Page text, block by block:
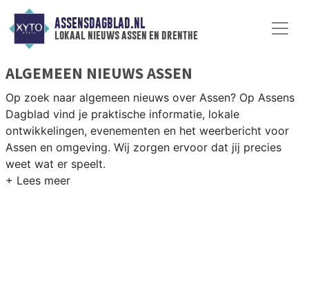
ASSENSDAGBLAD.NL
lokaal nieuws assen en drenthe
ALGEMEEN NIEUWS ASSEN
Op zoek naar algemeen nieuws over Assen? Op Assens
Dagblad vind je praktische informatie, lokale
ontwikkelingen, evenementen en het weerbericht voor
Assen en omgeving. Wij zorgen ervoor dat jij precies
weet wat er speelt.